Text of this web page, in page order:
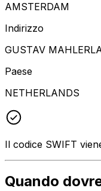
AMSTERDAM
Indirizzo
GUSTAV
Paese
NETHERLANDS
Il codice SWIFT
Quando